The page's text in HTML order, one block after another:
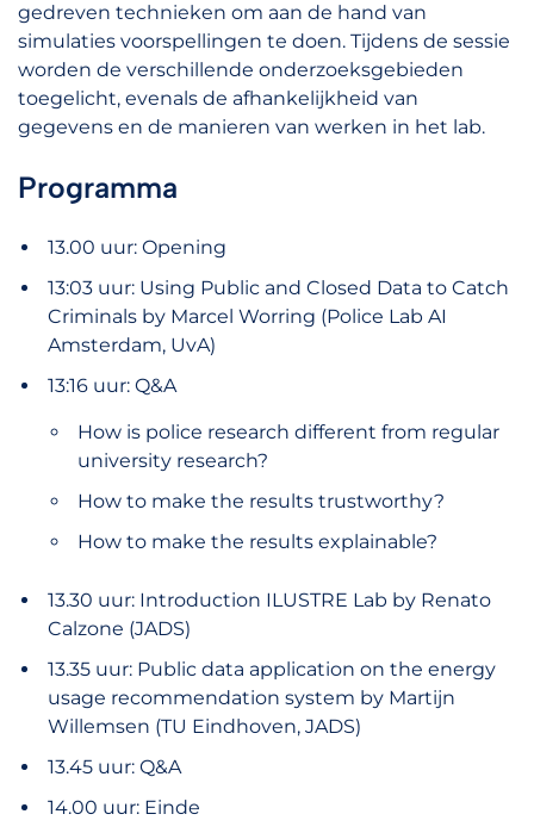
gedreven technieken om aan de hand van
simulaties voorspellingen te doen. Tijdens de sessie
worden de verschillende onderzoeksgebieden
toegelicht, evenals de afhankelijkheid van
gegevens en de manieren van werken in het lab.
Programma
13.00 uur: Opening
13:03 uur: Using Public and Closed Data to Catch
Criminals by Marcel Worring (Police Lab AI
Amsterdam, UvA)
13:16 uur: Q&A
How is police research different from regular
university research?
How to make the results trustworthy?
How to make the results explainable?
13.30 uur: Introduction ILUSTRE Lab by Renato
Calzone (JADS)
13.35 uur: Public data application on the energy
usage recommendation system by Martijn
Willemsen (TU Eindhoven, JADS)
13.45 uur: Q&A
14.00 uur: Einde